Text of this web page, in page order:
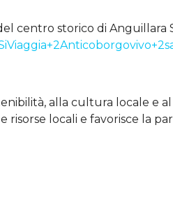
centro storico di Anguillara
alla cultura locale e
locali e favorisce la